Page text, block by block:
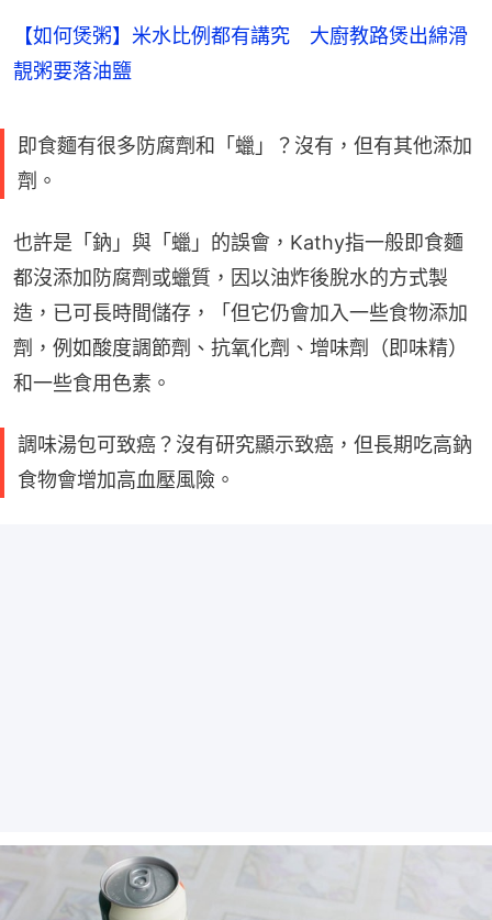
【如何煲粥】米水比例都有講究 大廚教路煲出綿滑
靚粥要落油鹽
即食麵有很多防腐劑和「蠟」？沒有，但有其他添加
劑。
也許是「鈉」與「蠟」的誤會，Kathy指一般即食麵
都沒添加防腐劑或蠟質，因以油炸後脫水的方式製
造，已可長時間儲存，「但它仍會加入一些食物添加
劑，例如酸度調節劑、抗氧化劑、增味劑（即味精）
和一些食用色素。
調味湯包可致癌？沒有研究顯示致癌，但長期吃高鈉
食物會增加高血壓風險。